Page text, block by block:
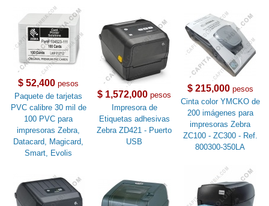
$ 52,400 pesos
Paquete de tarjetas
PVC calibre 30 mil de
100 PVC para
impresoras Zebra,
Datacard, Magicard,
Smart, Evolis
$ 1,572,000 pesos
Impresora de
Etiquetas adhesivas
Zebra ZD421 - Puerto
USB
$ 215,000pesos
Cinta color YMCKO de
200 imágenes para
impresoras Zebra
ZC100 - ZC300 - Ref.
800300-350LA